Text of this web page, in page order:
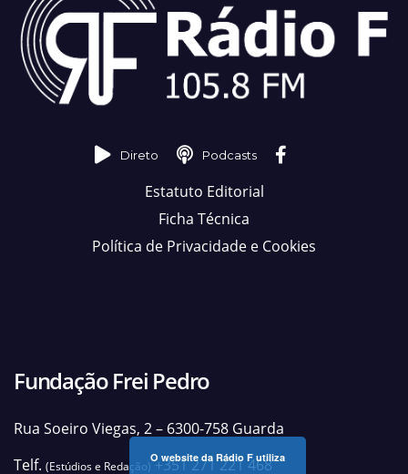
Direto Podcasts
Estatuto Editorial
Ficha Técnica
Política de Privacidade e Cookies
Fundação Frei Pedro
Rua Soeiro Viegas, 2 – 6300-758 Guarda
Telf. (Estúdios e Redação)+351 271 221 468
O website da Rádio F utiliza